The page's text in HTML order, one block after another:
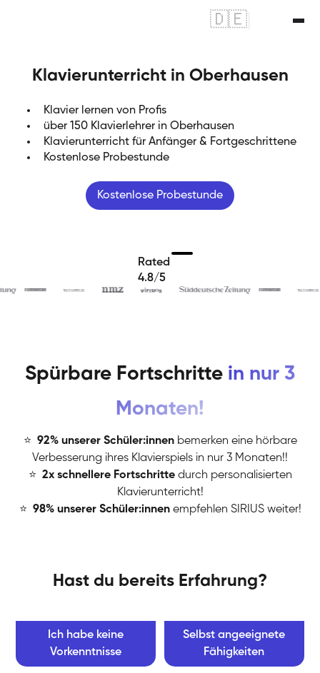
🇩🇪
Klavierunterricht in Oberhausen
Klavier lernen von Profis
über 150 Klavierlehrer in Oberhausen
Klavierunterricht für Anfänger & Fortgeschrittene
Kostenlose Probestunde
Kostenlose Probestunde
Rated
4.8/5
Spürbare Fortschritte in nur 3
Monaten!
⭐ 92% unserer Schüler:innen bemerken eine hörbare
Verbesserung ihres Klavierspiels in nur 3 Monaten!!
⭐ 2x schnellere Fortschritte durch personalisierten
Klavierunterricht!
⭐ 98% unserer Schüler:innen empfehlen SIRIUS weiter!
Hast du bereits Erfahrung?
Ich habe keine
Vorkenntnisse
Selbst angeeignete
Fähigkeiten